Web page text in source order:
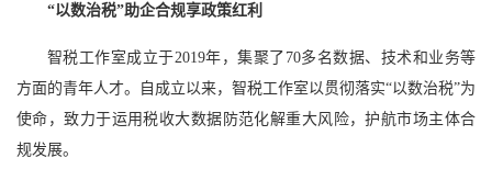
“以数治税”助企合规享政策红利
智税工作室成立于2019年，集聚了70多名数据、技术和业务等
方面的青年人才。自成立以来，智税工作室以贯彻落实“以数治税”为
使命，致力于运用税收大数据防范化解重大风险，护航市场主体合
规发展。